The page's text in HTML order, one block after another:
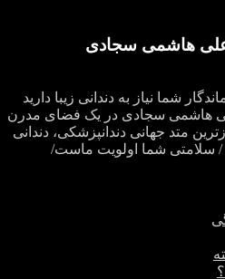
علی هاشمی سجادی
شما نیاز به دندانی زیبا دارید
هاشمی سجادی در یک فضای مدرن
متد جهانی دندانپزشکی، دندانی
/ سلامتی شما اولویت ماست/